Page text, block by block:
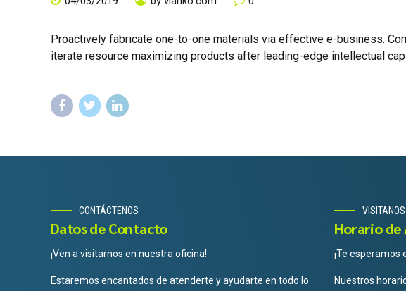
Proactively fabricate one-to-one materials via effective e-business.
iterate resource maximizing products after leading-edge intellectual
CONTÁCTENOS
Datos de Contacto
¡Ven a visitarnos en nuestra oficina!
Estaremos encantados de atenderte y ayudarte en todo lo
VISITANOS
Horario de
¡Te esperamos
Nuestros